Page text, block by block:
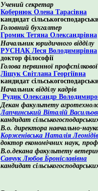
Учений секретар
Кобернюк Олена Тарасівна
кандидат
Головний бухгалтер
Громик Тетяна Олександрівна
Начальник юридичного відділу
РУСНАК Леся Володимирівна
доктор філософії
Голова первинної
Ліщук Світлана Георгіївна
кандидат
Начальник відділу кадрів
Рудик Олександр
Декан факультету
Лапчинський Віталій
кандидат
В.о. директора навчально-
Корженівська Наталія
доктор економічних наук,
В.о.декана факультету
Савчук Любов Броніславівна
кандидат